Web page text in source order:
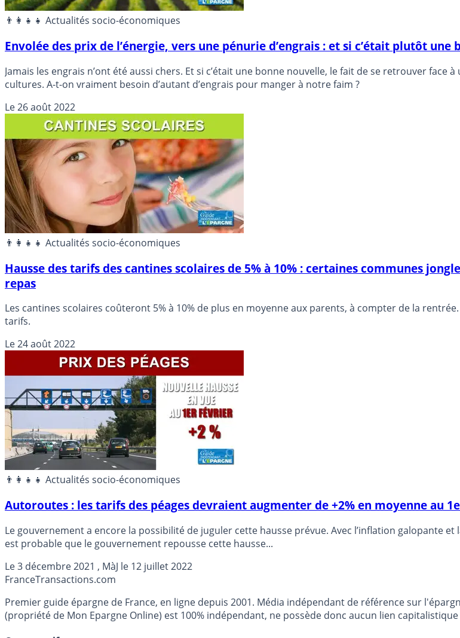
👨‍👩‍👧‍👧 Actualités socio-économiques
Envolée des prix de l’énergie, vers une pénurie d’engrais : et si c’était plutôt une
Jamais les engrais n’ont été aussi chers. Et si c’était une bonne nouvelle, le fait de se retrouver
cultures. A-t-on vraiment besoin d’autant d’engrais pour manger à notre faim ?
Le26 août 2022
👨‍👩‍👧‍👧 Actualités socio-économiques
Hausse des tarifs des cantines scolaires de 5% à 10% : certaines communes
repas
Les cantines scolaires coûteront 5% à 10% de plus en moyenne aux parents, à compter de la
tarifs.
Le24 août 2022
👨‍👩‍👧‍👧 Actualités socio-économiques
Autoroutes : les tarifs des péages devraient augmenter de +2% en moyenne au
Le gouvernement a encore la possibilité de juguler cette hausse prévue. Avec l’inflation galopante
est probable que le gouvernement repousse cette hausse...
Le3 décembre 2021 , MàJ le 12 juillet 2022
FranceTransactions.com
Premier guide épargne de France, en ligne depuis 2001. Média indépendant de référence sur
(propriété de Mon Epargne Online) est 100% indépendant, ne possède donc aucun lien